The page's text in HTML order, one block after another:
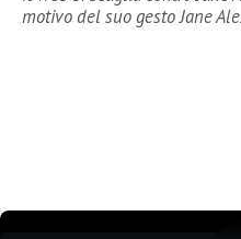
motivo del suo gesto Jane